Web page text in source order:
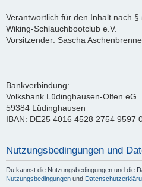
Verantwortlich für den Inhalt nach §
Wiking-Schlauchbootclub e.V.
Vorsitzender: Sascha
Bankverbindung:
Volksbank Lüdinghausen-Olfen eG
59384 Lüdinghausen
IBAN: DE25 4016 4528 2754 9597
Nutzungsbedingungen und
Du kannst die Nutzungsbedingungen und die
Nutzungsbedingungen und